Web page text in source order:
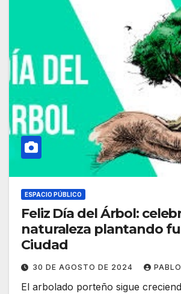
ESPACIO PÚBLICO
Feliz Día del Árbol:
naturaleza plantando
Ciudad
30 DE AGOSTO DE 2024
El arbolado porteño sigue